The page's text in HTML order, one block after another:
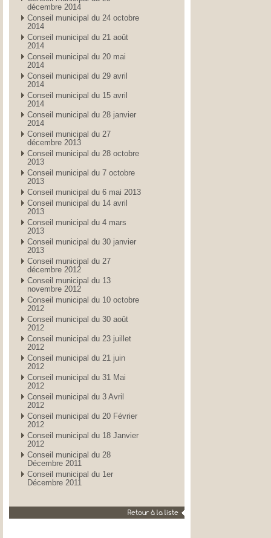
décembre 2014
Conseil municipal du 24 octobre
2014
Conseil municipal du 21 août
2014
Conseil municipal du 20 mai
2014
Conseil municipal du 29 avril
2014
Conseil municipal du 15 avril
2014
Conseil municipal du 28 janvier
2014
Conseil municipal du 27
décembre 2013
Conseil municipal du 28 octobre
2013
Conseil municipal du 7 octobre
2013
Conseil municipal du 6 mai 2013
Conseil municipal du 14 avril
2013
Conseil municipal du 4 mars
2013
Conseil municipal du 30 janvier
2013
Conseil municipal du 27
décembre 2012
Conseil municipal du 13
novembre 2012
Conseil municipal du 10 octobre
2012
Conseil municipal du 30 août
2012
Conseil municipal du 23 juillet
2012
Conseil municipal du 21 juin
2012
Conseil municipal du 31 Mai
2012
Conseil municipal du 3 Avril
2012
Conseil municipal du 20 Février
2012
Conseil municipal du 18 Janvier
2012
Conseil municipal du 28
Décembre 2011
Conseil municipal du 1er
Décembre 2011
Retour à la liste